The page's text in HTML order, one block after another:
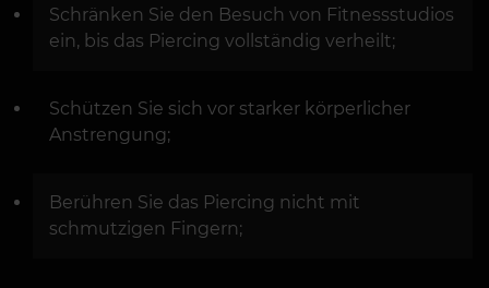
Schränken Sie den Besuch von Fitnessstudios
ein, bis das Piercing vollständig verheilt;
Schützen Sie sich vor starker körperlicher
Anstrengung;
Berühren Sie das Piercing nicht mit
schmutzigen Fingern;